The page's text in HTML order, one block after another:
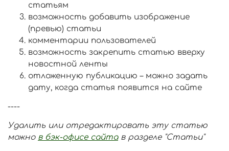
статьям
возможность добавить изображение
(превью) статьи
комментарии пользователей
возможность закрепить статью вверху
новостной ленты
отложенную публикацию – можно задать
дату, когда статья появится на сайте
----
Удалить или отредактировать эту статью
можно в бэк-офисе сайтав разделе "Статьи"